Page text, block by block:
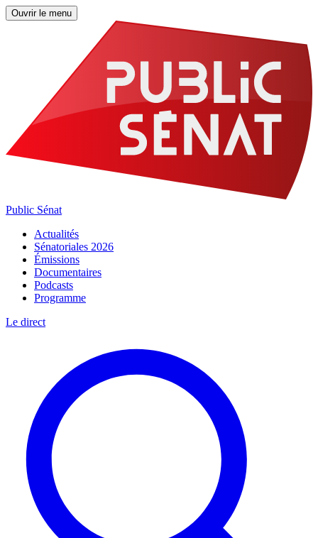
Ouvrir le menu
Public Sénat
Actualités
Sénatoriales 2026
Émissions
Documentaires
Podcasts
Programme
Le direct